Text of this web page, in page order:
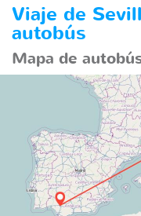
Viaje de
autobús
Mapa de